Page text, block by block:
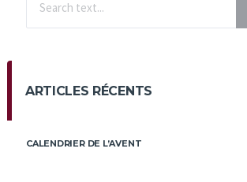
ARTICLES RÉCENTS
CALENDRIER DE L’AVENT